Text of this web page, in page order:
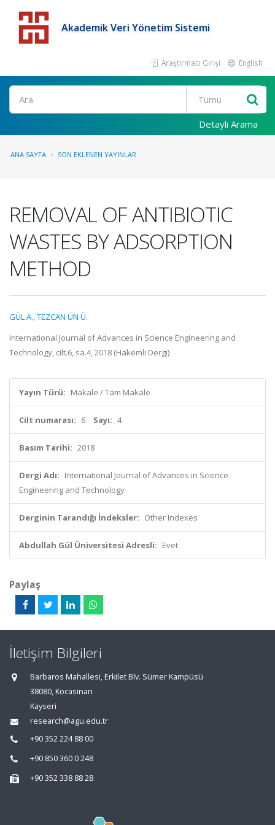
Akademik Veri Yönetim Sistemi
Araştırmacı Girişi English
Detaylı Arama
ANA SAYFA SON EKLENEN YAYINLAR
REMOVAL OF ANTIBIOTIC
WASTES BY ADSORPTION
METHOD
GÜL A.,TEZCAN ÜN Ü.
International Journal of Advances in Science Engineering and
Technology, cilt.6, sa.4, 2018 (Hakemli Dergi)
Yayın Türü: Makale / Tam Makale
Cilt numarası: 6 Sayı: 4
Basım Tarihi: 2018
Dergi Adı: International Journal of Advances in Science
Engineering and Technology
Derginin Tarandığı İndeksler: Other Indexes
Abdullah Gül Üniversitesi Adresli: Evet
Paylaş
İletişim Bilgileri
Barbaros Mahallesi, Erkilet Blv. Sümer Kampüsü
38080, Kocasinan
Kayseri
research@agu.edu.tr
+90 352 224 88 00
+90 850 360 0 248
+90 352 338 88 28